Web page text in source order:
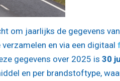
om jaarlijks de gegevens
en via een digitaal
gegevens over 2025 is 30
en per brandstoftype,